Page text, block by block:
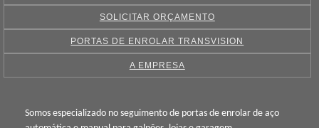
SOLICITAR ORÇAMENTO
PORTAS DE ENROLAR TRANSVISION
A EMPRESA
Somos especializado no seguimento de portas de enrolar de aço